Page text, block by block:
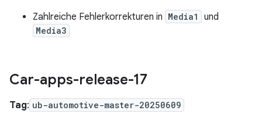
Zahlreiche Fehlerkorrekturen in Media1 und
Media3
Car-apps-release-17
Tag: ub-automotive-master-20250609